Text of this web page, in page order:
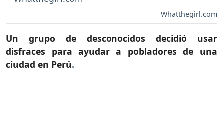
Whatthegirl.com
Un grupo de desconocidos decidió usar
disfraces para ayudar a pobladores de una
ciudad en Perú.